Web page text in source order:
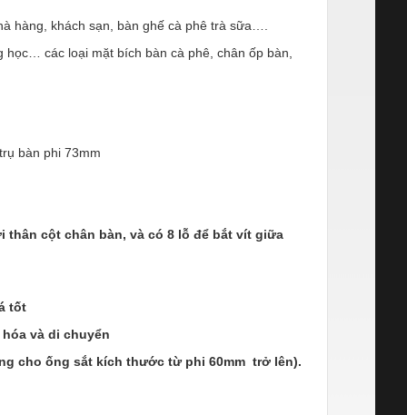
hàng, khách sạn, bàn ghế cà phê trà sữa….
các loại mặt bích bàn cà phê, chân ốp bàn,
bàn phi 73mm
thân cột chân bàn, và có 8 lỗ để bắt vít giữa
tốt
và di chuyển
cho ống sắt kích thước từ phi 60mm trở lên).